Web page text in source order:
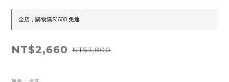
全店，購物滿$1600 免運
NT$2,660 NT$3,800